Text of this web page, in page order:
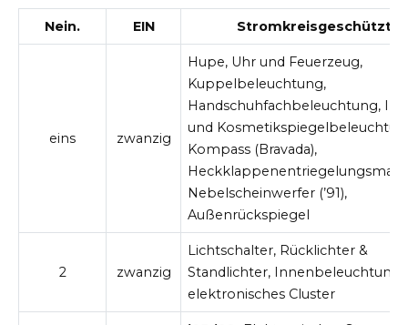
Nein. EIN Stromkreisgeschützt
eins zwanzig
Hupe, Uhr und Feuerzeug,
Kuppelbeleuchtung,
Handschuhfachbeleuchtung,
und
Kompass (Bravada),
Nebelscheinwerfer (’91),
Außenrückspiegel
2 zwanzig
Lichtschalter, Rücklichter &
Standlichter, Innenbeleuchtung,
elektronisches Cluster